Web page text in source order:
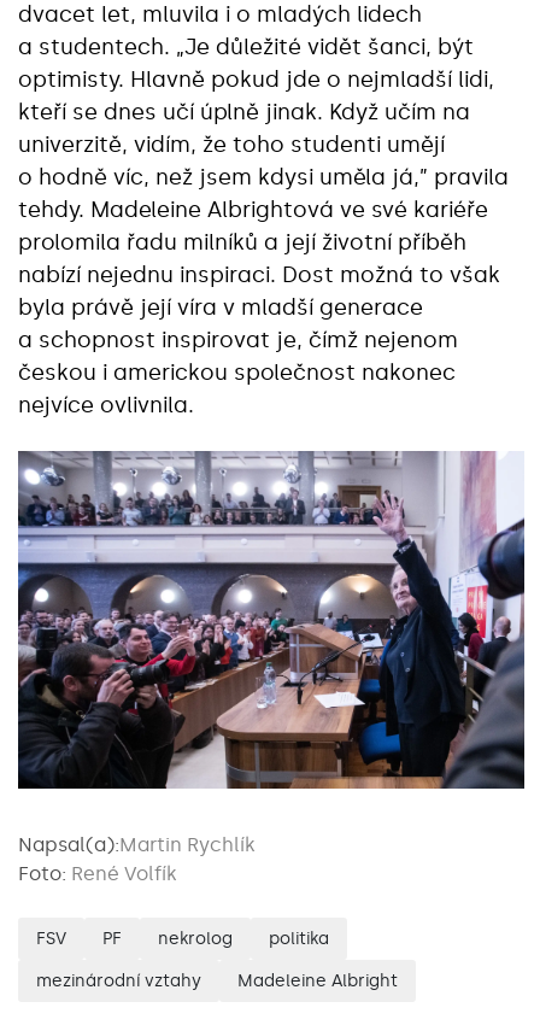
dvacet let, mluvila i o mladých lidech
a studentech. „Je důležité vidět šanci, být
optimisty. Hlavně pokud jde o nejmladší lidi,
kteří se dnes učí úplně jinak. Když učím na
univerzitě, vidím, že toho studenti umějí
o hodně víc, než jsem kdysi uměla já,” pravila
tehdy. Madeleine Albrightová ve své kariéře
prolomila řadu milníků a její životní příběh
nabízí nejednu inspiraci. Dost možná to však
byla právě její víra v mladší generace
a schopnost inspirovat je, čímž nejenom
českou i americkou společnost nakonec
nejvíce ovlivnila.
Napsal(a):Martin Rychlík
Foto: René Volfík
FSV PF nekrolog politika
mezinárodní vztahy Madeleine Albright